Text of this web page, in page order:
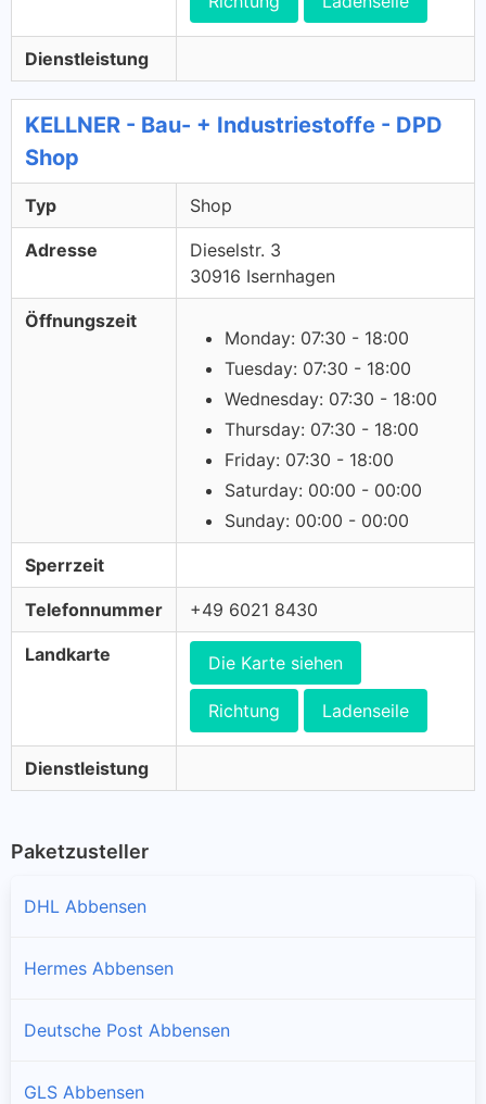
Dienstleistung
KELLNER - Bau- + Industriestoffe - DPD
Shop
Typ Shop
Adresse
Dieselstr. 3
30916 Isernhagen
Öffnungszeit
Monday: 07:30 - 18:00
Tuesday: 07:30 - 18:00
Wednesday: 07:30 - 18:00
Thursday: 07:30 - 18:00
Friday: 07:30 - 18:00
Saturday: 00:00 - 00:00
Sunday: 00:00 - 00:00
Sperrzeit
Telefonnummer +49 6021 8430
Landkarte Die Karte siehen
Richtung Ladenseile
Dienstleistung
Paketzusteller
DHL Abbensen
Hermes Abbensen
Deutsche Post Abbensen
GLS Abbensen